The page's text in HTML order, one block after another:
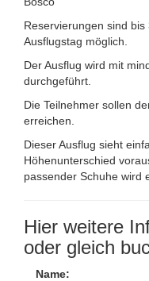
Reservierungen sind
Ausflugstag möglich.
Der Ausflug wird mit
durchgeführt.
Die Teilnehmer sollen
erreichen.
Dieser Ausflug sieht
Höhenunterschied
passender Schuhe wird
Hier weitere
oder gleich
Name: